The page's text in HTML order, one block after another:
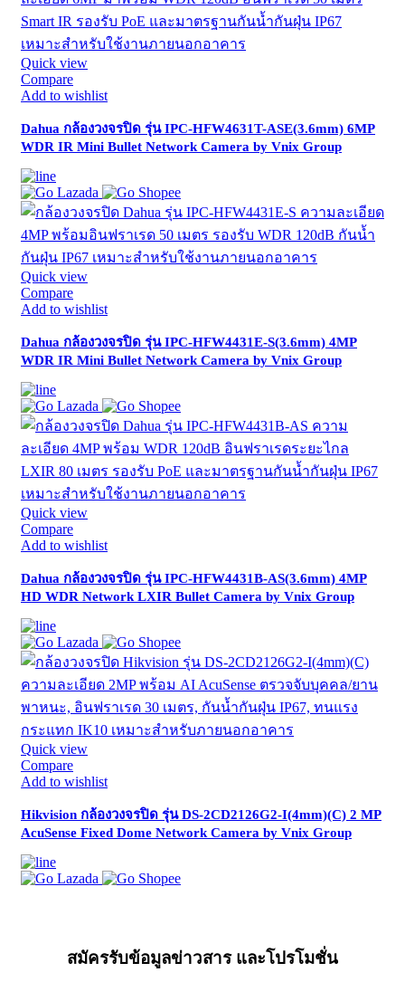
Quick view
Compare
Add to wishlist
Dahua กล้องวงจรปิด รุ่น IPC-HFW4631T-ASE(3.6mm) 6MP
WDR IR Mini Bullet Network Camera by Vnix Group
Quick view
Compare
Add to wishlist
Dahua กล้องวงจรปิด รุ่น IPC-HFW4431E-S(3.6mm) 4MP
WDR IR Mini Bullet Network Camera by Vnix Group
Quick view
Compare
Add to wishlist
Dahua กล้องวงจรปิด รุ่น IPC-HFW4431B-AS(3.6mm) 4MP
HD WDR Network LXIR Bullet Camera by Vnix Group
Quick view
Compare
Add to wishlist
Hikvision กล้องวงจรปิด รุ่น DS-2CD2126G2-I(4mm)(C) 2 MP
AcuSense Fixed Dome Network Camera by Vnix Group
สมัครรับข้อมูลข่าวสาร และโปรโมชั่น